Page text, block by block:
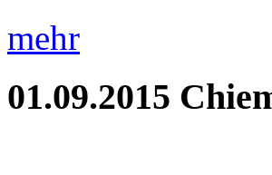
mehr
01.09.2015